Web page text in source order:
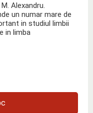
Alexandru.
un numar mare de
in studiul limbii
in limba